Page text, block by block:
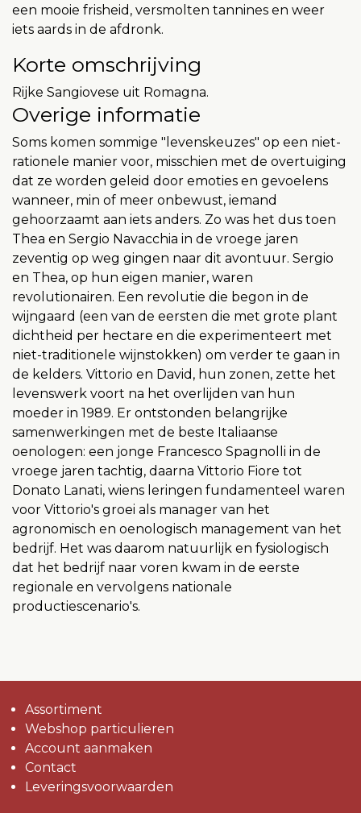
een mooie frisheid, versmolten tannines en weer
iets aards in de afdronk.
Korte omschrijving
Rijke Sangiovese uit Romagna.
Overige informatie
Soms komen sommige "levenskeuzes" op een niet-
rationele manier voor, misschien met de overtuiging
dat ze worden geleid door emoties en gevoelens
wanneer, min of meer onbewust, iemand
gehoorzaamt aan iets anders. Zo was het dus toen
Thea en Sergio Navacchia in de vroege jaren
zeventig op weg gingen naar dit avontuur. Sergio
en Thea, op hun eigen manier, waren
revolutionairen. Een revolutie die begon in de
wijngaard (een van de eersten die met grote plant
dichtheid per hectare en die experimenteert met
niet-traditionele wijnstokken) om verder te gaan in
de kelders. Vittorio en David, hun zonen, zette het
levenswerk voort na het overlijden van hun
moeder in 1989. Er ontstonden belangrijke
samenwerkingen met de beste Italiaanse
oenologen: een jonge Francesco Spagnolli in de
vroege jaren tachtig, daarna Vittorio Fiore tot
Donato Lanati, wiens leringen fundamenteel waren
voor Vittorio's groei als manager van het
agronomisch en oenologisch management van het
bedrijf. Het was daarom natuurlijk en fysiologisch
dat het bedrijf naar voren kwam in de eerste
regionale en vervolgens nationale
productiescenario's.
Assortiment
Webshop particulieren
Account aanmaken
Contact
Leveringsvoorwaarden